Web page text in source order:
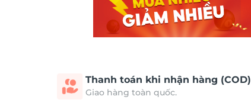
Thanh toán khi nhận hàng (COD)
Giao hàng toàn quốc.